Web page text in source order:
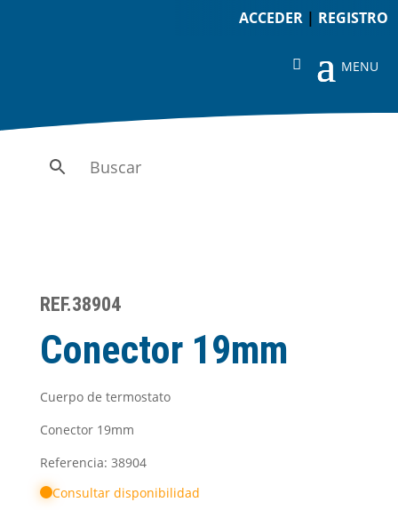
ACCEDER| REGISTRO
REF.38904
Conector 19mm
Cuerpo de termostato
Conector 19mm
Referencia: 38904
Consultar disponibilidad